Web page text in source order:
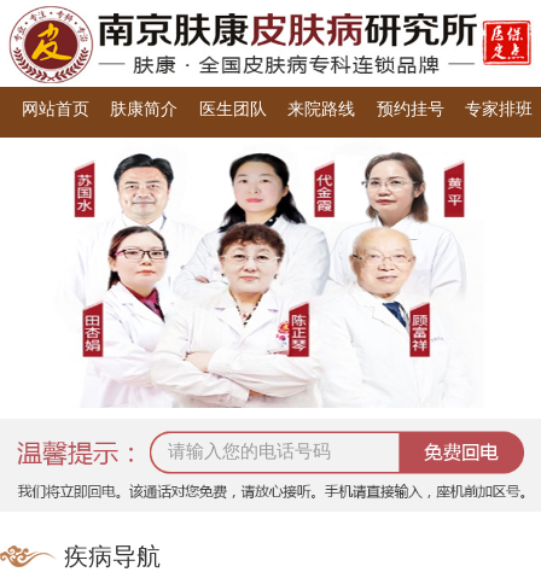
网站首页 肤康简介 医生团队 来院路线 预约挂号 专家排班
疾病导航